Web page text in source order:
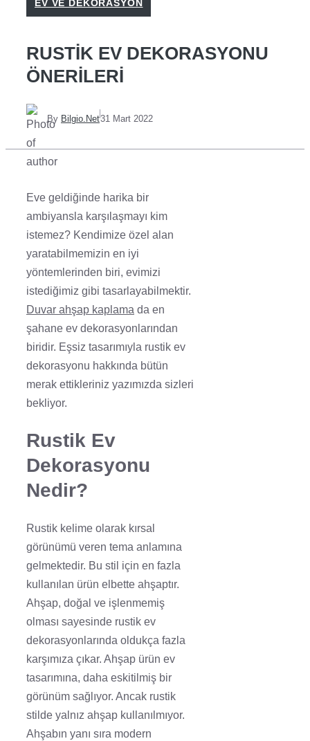
EV VE DEKORASYON
RUSTIK EV DEKORASYONU
ÖNERILERI
By Bilgio.Net31 Mart 2022
Eve geldiğinde harika bir
ambiyansla karşılaşmayı kim
istemez? Kendimize özel alan
yaratabilmemizin en iyi
yöntemlerinden biri, evimizi
istediğimiz gibi tasarlayabilmektir.
Duvar ahşap kaplama da en
şahane ev dekorasyonlarından
biridir. Eşsiz tasarımıyla rustik ev
dekorasyonu hakkında bütün
merak ettikleriniz yazımızda sizleri
bekliyor.
Rustik Ev
Dekorasyonu
Nedir?
Rustik kelime olarak kırsal
görünümü veren tema anlamına
gelmektedir. Bu stil için en fazla
kullanılan ürün elbette ahşaptır.
Ahşap, doğal ve işlenmemiş
olması sayesinde rustik ev
dekorasyonlarında oldukça fazla
karşımıza çıkar. Ahşap ürün ev
tasarımına, daha eskitilmiş bir
görünüm sağlıyor. Ancak rustik
stilde yalnız ahşap kullanılmıyor.
Ahşabın yanı sıra modern